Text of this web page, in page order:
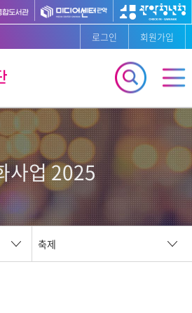
로그인 회원가입
사업 2025
축제